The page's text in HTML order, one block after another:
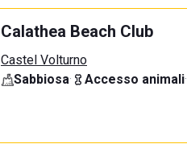
Calathea Beach Club
Castel Volturno
Sabbiosa· Accesso animali·